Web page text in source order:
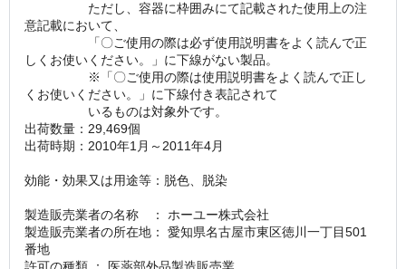
ただし、容器に枠囲みにて記載された使用上の注
意記載において、
「〇ご使用の際は必ず使用説明書をよく読んで正
しくお使いください。」に下線がない製品。
※「〇ご使用の際は使用説明書をよく読んで正し
くお使いください。」に下線付き表記されて
いるものは対象外です。
出荷数量：29,469個
出荷時期：2010年1月～2011年4月
効能・効果又は用途等：脱色、脱染
製造販売業者の名称　： ホーユー株式会社
製造販売業者の所在地： 愛知県名古屋市東区徳川一丁目501
番地